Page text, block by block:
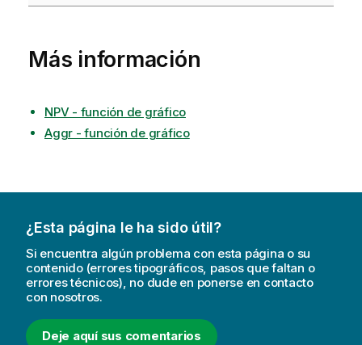
Más información
NPV - función de gráfico
Aggr - función de gráfico
¿Esta página le ha sido útil?
Si encuentra algún problema con esta página o su
contenido (errores tipográficos, pasos que faltan o
errores técnicos), no dude en ponerse en contacto
con nosotros.
Deje aquí sus comentarios